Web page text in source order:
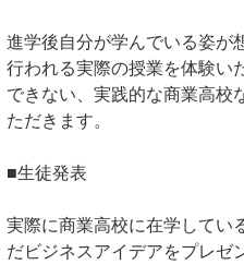
進学後自分が学んでいる姿が
行われる実際の授業を体験い
できない、実践的な商業高校
ただきます。
■生徒発表
実際に商業高校に在学してい
だビジネスアイデアをプレゼ